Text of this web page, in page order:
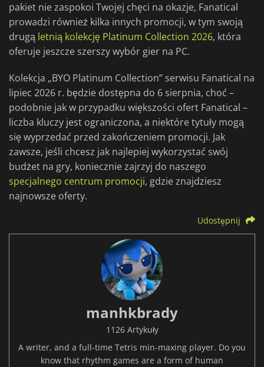
pakiet nie zaspokoi Twojej chęci na okazje, Fanatical
prowadzi również kilka innych promocji, w tym swoją
drugą letnią kolekcję Platinum Collection 2026, która
oferuje jeszcze szerszy wybór gier na PC.
Kolekcja „BYO Platinum Collection” serwisu Fanatical na
lipiec 2026 r. będzie dostępna do 6 sierpnia, choć –
podobnie jak w przypadku większości ofert Fanatical –
liczba kluczy jest ograniczona, a niektóre tytuły mogą
się wyprzedać przed zakończeniem promocji. Jak
zawsze, jeśli chcesz jak najlepiej wykorzystać swój
budżet na gry, koniecznie zajrzyj do naszego
specjalnego centrum promocji, gdzie znajdziesz
najnowsze oferty.
Udostępnij
manhkbrady
1126 Artykuły
A writer, and a full-time Tetris min-maxing player. Do you
know that rhythm games are a form of human